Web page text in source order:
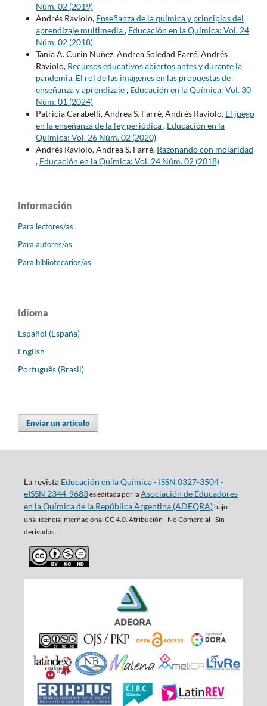
Núm. 02 (2019)
Andrés Raviolo, Enseñanza de la química y principios del
aprendizaje multimedia, Educación en la Química: Vol. 24
Núm. 02 (2018)
Tania A. Curin Nuñez, Andrea Soledad Farré, Andrés
Raviolo, Recursos educativos abiertos antes y durante la
pandemia. El rol de las imágenes en las propuestas de
enseñanza y aprendizaje, Educación en la Química: Vol. 30
Núm. 01 (2024)
Patricia Carabelli, Andrea S. Farré, Andrés Raviolo, El juego
en la enseñanza de la ley periódica, Educación en la
Química: Vol. 26 Núm. 02 (2020)
Andrés Raviolo, Andrea S. Farré, Razonando con molaridad
, Educación en la Química: Vol. 24 Núm. 02 (2018)
Información
Para lectores/as
Para autores/as
Para bibliotecarios/as
Idioma
Español (España)
English
Português (Brasil)
Enviar un artículo
La revista Educación en la Química - ISSN 0327-3504 -
eISSN 2344-9683es editada por laAsociación de Educadores
en la Química de la República Argentina (ADEQRA)bajo
una licencia internacional CC 4.0. Atribución - No Comercial - Sin
derivadas